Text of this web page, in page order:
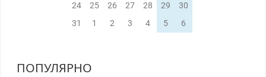
24
25 26 27 28 29
30
31
1 2 3 4 5 6
ПОПУЛЯРНО